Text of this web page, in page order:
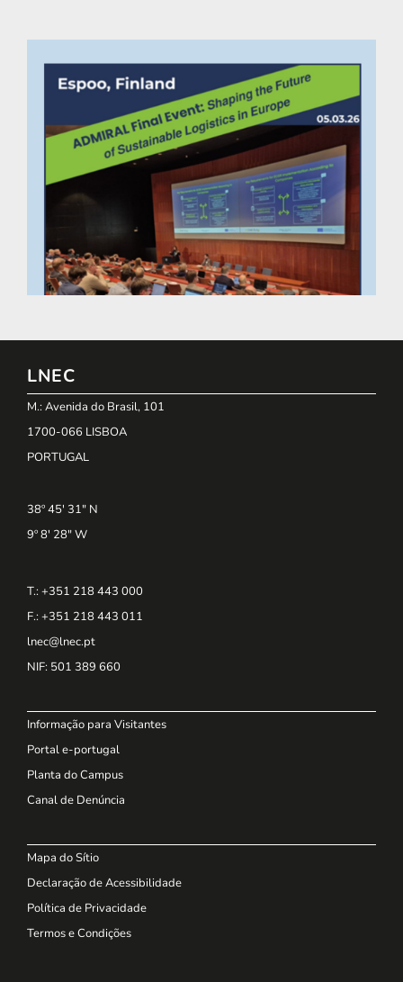
LNEC
M.: Avenida do Brasil, 101
1700-066 LISBOA
PORTUGAL
38º 45' 31" N
9º 8' 28" W
T.: +351 218 443 000
F.: +351 218 443 011
lnec@lnec.pt
NIF: 501 389 660
Informação para Visitantes
Portal e-portugal
Planta do Campus
Canal de Denúncia
Mapa do Sítio
Declaração de Acessibilidade
Política de Privacidade
Termos e Condições